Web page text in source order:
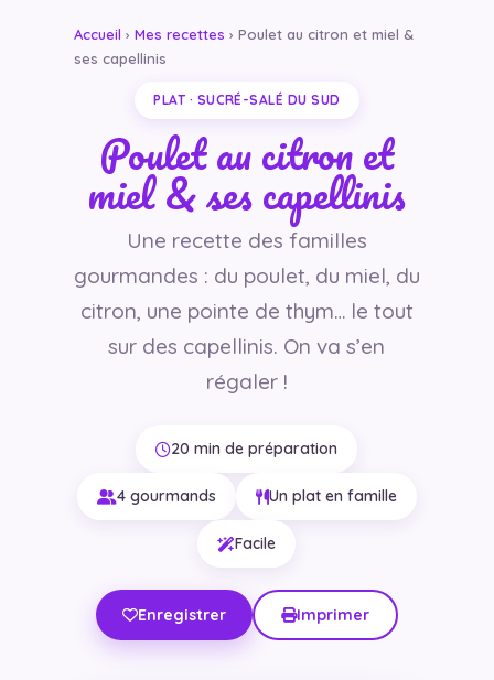
Accueil › Mes recettes › Poulet au citron et miel &
ses capellinis
PLAT · SUCRÉ-SALÉ DU SUD
Poulet au citron et
miel & ses capellinis
Une recette des familles
gourmandes : du poulet, du miel, du
citron, une pointe de thym… le tout
sur des capellinis. On va s’en
régaler !
20 min de préparation
4 gourmands Un plat en famille
Facile
Enregistrer Imprimer